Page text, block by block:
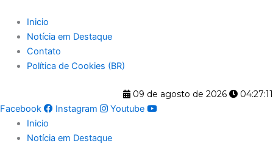
Inicio
Notícia em Destaque
Contato
Política de Cookies (BR)
09 de agosto de 2026
04:27:11
Facebook
Instagram
Youtube
Inicio
Notícia em Destaque